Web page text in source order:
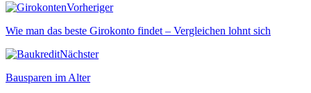
Vorheriger
Wie man das beste Girokonto findet – Vergleichen lohnt sich
Nächster
Bausparen im Alter